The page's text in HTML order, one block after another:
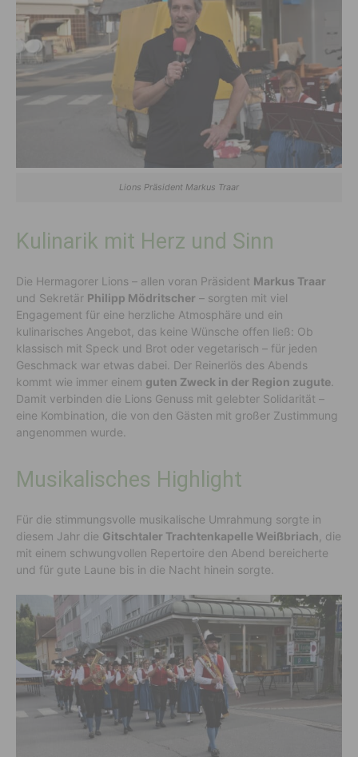
Lions Präsident Markus Traar
Kulinarik mit Herz und Sinn
Die Hermagorer Lions – allen voran Präsident Markus Traar
und Sekretär Philipp Mödritscher – sorgten mit viel
Engagement für eine herzliche Atmosphäre und ein
kulinarisches Angebot, das keine Wünsche offen ließ: Ob
klassisch mit Speck und Brot oder vegetarisch – für jeden
Geschmack war etwas dabei. Der Reinerlös des Abends
kommt wie immer einem guten Zweck in der Region zugute
Damit verbinden die Lions Genuss mit gelebter Solidarität –
eine Kombination, die von den Gästen mit großer Zustimmung
angenommen wurde.
Musikalisches Highlight
Für die stimmungsvolle musikalische Umrahmung sorgte in
diesem Jahr die Gitschtaler Trachtenkapelle Weißbriach , die
mit einem schwungvollen Repertoire den Abend bereicherte
und für gute Laune bis in die Nacht hinein sorgte.